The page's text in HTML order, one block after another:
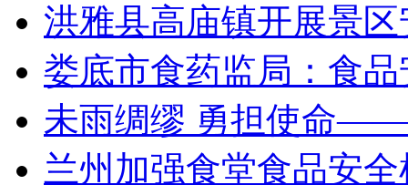
洪雅县高庙镇开展景
娄底市食药监局：食
未雨绸缪 勇担使命——
兰州加强食堂食品安